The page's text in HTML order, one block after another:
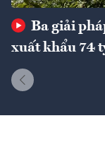
Ba giải
xuất khẩu 74